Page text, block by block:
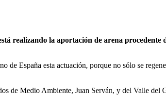
realizando la aportación de arena
España esta actuación, porque no sólo se
de Medio Ambiente, Juan Serván, y del Valle del